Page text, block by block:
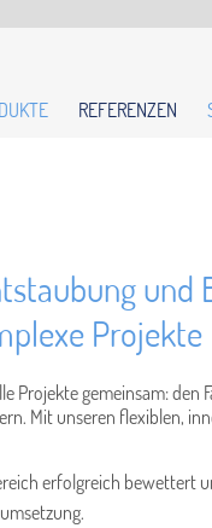
REFERENZEN
Projekte
gemeinsam:
Mit unseren flexiblen,
erfolgreich bewettert